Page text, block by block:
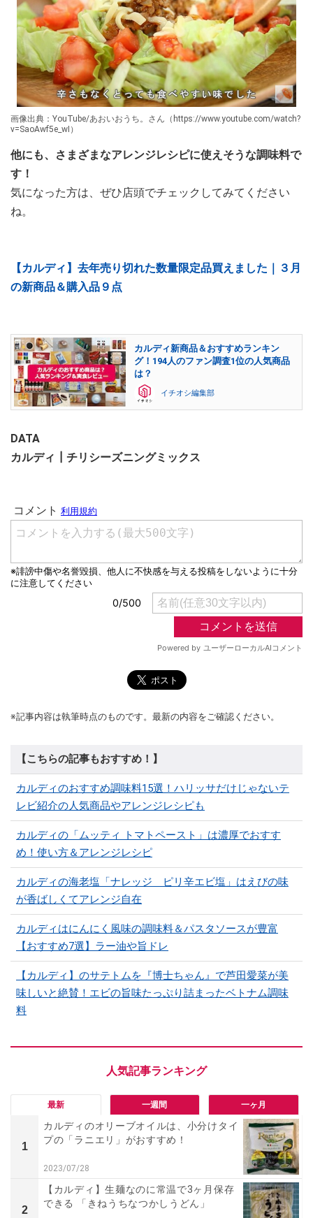
画像出典：YouTube/あおいおうち。さん（https://www.youtube.com/watch?
v=SaoAwf5e_wI）
他にも、さまざまなアレンジレシピに使えそうな調味料で
す！
気になった方は、ぜひ店頭でチェックしてみてください
ね。
【カルディ】去年売り切れた数量限定品買えました｜３月
の新商品＆購入品９点
カルディ新商品＆おすすめランキン
グ！194人のファン調査1位の人気商品
は？
イチオシ編集部
DATA
カルディ┃チリシーズニングミックス
※記事内容は執筆時点のものです。最新の内容をご確認ください。
【こちらの記事もおすすめ！】
カルディのおすすめ調味料15選！ハリッサだけじゃないテ
レビ紹介の人気商品やアレンジレシピも
カルディの「ムッティ トマトペースト」は濃厚でおすす
め！使い方＆アレンジレシピ
カルディの海老塩「ナレッジ ピリ辛エビ塩」はえびの味
が香ばしくてアレンジ自在
カルディはにんにく風味の調味料＆パスタソースが豊富
【おすすめ7選】ラー油や旨ドレ
【カルディ】のサテトムを『博士ちゃん』で芦田愛菜が美
味しいと絶賛！エビの旨味たっぷり詰まったベトナム調味
料
最新 一週間 一ヶ月
1
カルディのオリーブオイルは、小分けタイ
プの「ラニエリ」がおすすめ！
2023/07/28
2
【カルディ】生麺なのに常温で3ヶ月保存
できる 「きねうちなつかしうどん」